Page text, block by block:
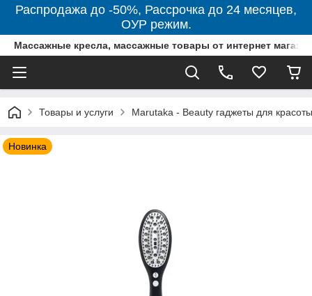
Распродажа до -50%, Рассрочка до 24 месяцев,
ОУР режим.
Массажные кресла, массажные товары от интернет
Товары и услуги Marutaka - Beauty гаджеты для
Новинка